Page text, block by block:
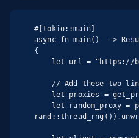
#[tokio::main]
async fn main()  ->
{